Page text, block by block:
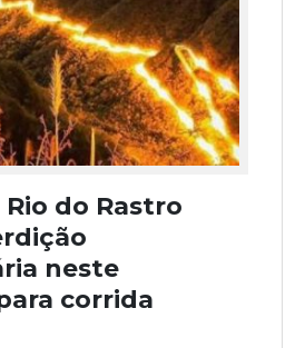
Rio do Rastro
neste
corrida